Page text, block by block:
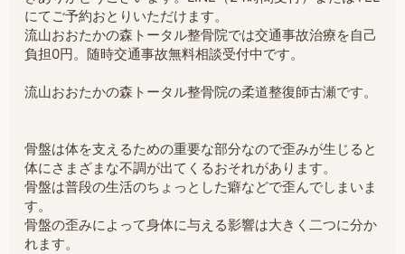
にてご予約おとりいただけます。
流山おおたかの森トータル整骨院では交通事故治療を自己
負担0円。随時交通事故無料相談受付中です。
流山おおたかの森トータル整骨院の柔道整復師古瀬です。
骨盤は体を支えるための重要な部分なので歪みが生じると
体にさまざまな不調が出てくるおそれがあります。
骨盤は普段の生活のちょっとした癖などで歪んでしまいま
す。
骨盤の歪みによって身体に与える影響は大きく二つに分か
れます。